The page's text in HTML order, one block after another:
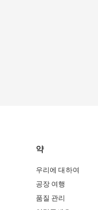
약
우리에 대하여
공장 여행
품질 관리